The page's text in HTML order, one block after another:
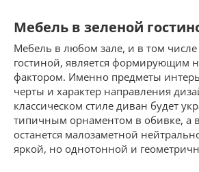
Мебель в зеленой
Мебель в любом зале, и в том числе
гостиной, является формирующим
фактором. Именно предметы
черты и характер направления
классическом стиле диван будет
типичным орнаментом в обивке, а
останется малозаметной
яркой, но однотонной и